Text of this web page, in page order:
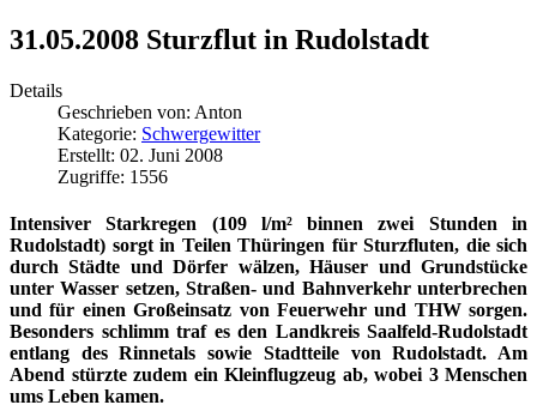
31.05.2008 Sturzflut in Rudolstadt
Details
Geschrieben von: Anton
Kategorie: Schwergewitter
Erstellt: 02. Juni 2008
Zugriffe: 1556
Intensiver Starkregen (109 l/m² binnen zwei Stunden in
Rudolstadt) sorgt in Teilen Thüringen für Sturzfluten, die sich
durch Städte und Dörfer wälzen, Häuser und Grundstücke
unter Wasser setzen, Straßen- und Bahnverkehr unterbrechen
und für einen Großeinsatz von Feuerwehr und THW sorgen.
Besonders schlimm traf es den Landkreis Saalfeld-Rudolstadt
entlang des Rinnetals sowie Stadtteile von Rudolstadt. Am
Abend stürzte zudem ein Kleinflugzeug ab, wobei 3 Menschen
ums Leben kamen.